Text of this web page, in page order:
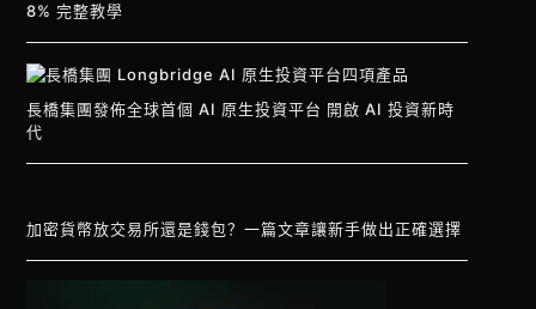
8% 完整教學
長橋集團發佈全球首個 AI 原生投資平台 開啟 AI 投資新時
代
加密貨幣放交易所還是錢包？一篇文章讓新手做出正確選擇